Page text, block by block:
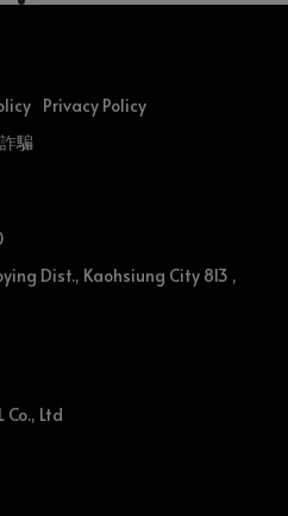
Privacy Policy
騙
Dist., Kaohsiung City 813 ,
Co., Ltd